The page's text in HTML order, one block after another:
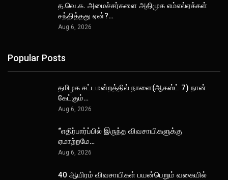
த.வெ.க. அமைச்சர்களை அதிமுக எம்எல்ஏக்கள்
சந்தித்தது ஏன்?…
Aug 6, 2026
Popular Posts
தமிழக சட்டமன்றத்தில் நாளை(ஆகஸ்ட் 7) நான்
கேட்கும்…
Aug 6, 2026
“எதிர்பார்ப்பில் இருந்த விவசாயிகளுக்கு
ஏமாற்றமே…
Aug 6, 2026
40 ஆயிரம் விவசாயிகள் பயன்பெறும் வகையில்